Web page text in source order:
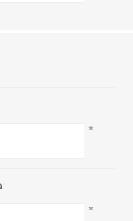
*
*